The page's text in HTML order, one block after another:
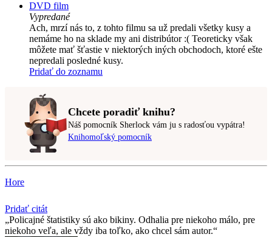
DVD film
Vypredané
Ach, mrzí nás to, z tohto filmu sa už predali všetky kusy a
nemáme ho na sklade my ani distribútor :( Teoreticky však
môžete mať šťastie v niektorých iných obchodoch, ktoré ešte
nepredali posledné kusy.
Pridať do zoznamu
Chcete poradiť knihu?
Náš pomocník Sherlock vám ju s radosťou vypátra!
Knihomoľský pomocník
Hore
Pridať citát
Policajné štatistiky sú ako bikiny. Odhalia pre niekoho málo, pre
niekoho veľa, ale vždy iba toľko, ako chcel sám autor.